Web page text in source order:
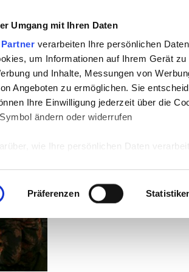
Umgang mit Ihren Daten
verarbeiten Ihre persönlichen
um Informationen auf Ihrem Gerät
und Inhalte, Messungen von
Angeboten zu ermöglichen. Sie
Ihre Einwilligung jederzeit über die
ändern oder widerrufen
wie Ihre persönlichen Daten
um Inhalte und Anzeigen zu
die Zugriffe auf unsere Website zu
Verwendung unserer Website an unsere
Unsere Partner führen diese Informationen
bereitgestellt haben oder die sie im
Präferenzen